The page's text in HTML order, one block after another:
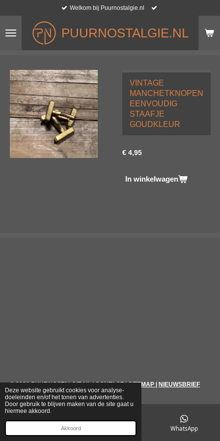
Deze website gebruikt cookies voor analyse-
doeleinden en/of het tonen van advertenties.
Door gebruik te blijven maken van de site gaat u
hiermee akkoord.
Akkoord
naar
hoofdinhoud
PUURNOSTALGIE.NL
Welkom bij Puurnostalgie.nl
VINTAGE
MANCHETKNOPEN
EENVOUDIG
STAAFJE
GOUDKLEUR
€ 4,95
In winkelwagen
© 2026 PUURNOSTALGIE.NL|CONTACT|SITEMAP NIEUWSBRIEF
WhatsApp